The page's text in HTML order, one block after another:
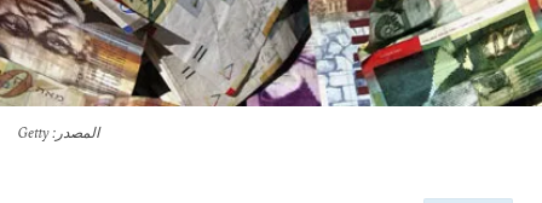
المصدر : Getty